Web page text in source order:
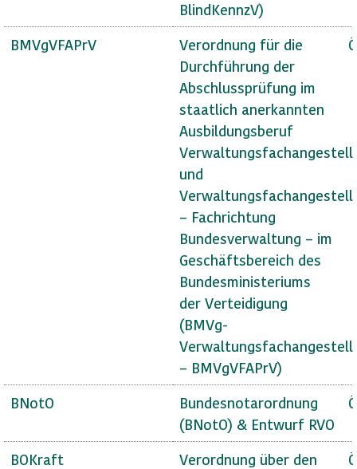
BlindKennzV)
BMVgVFAPrV
Verordnung für die
Durchführung der
Abschlussprüfung im
staatlich anerkannten
Ausbildungsberuf
und
– Fachrichtung
Bundesverwaltung – im
Geschäftsbereich des
Bundesministeriums
der Verteidigung
(BMVg-
– BMVgVFAPrV)
BNotO
Bundesnotarordnung
(BNotO) & Entwurf RVO
BOKraft
Verordnung über den